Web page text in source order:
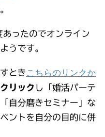
ったのでオンライン
うです。
ときこちらのリンクか
リック し「婚活パーテ
自分磨きセミナー」な
ントを自分の目的に併